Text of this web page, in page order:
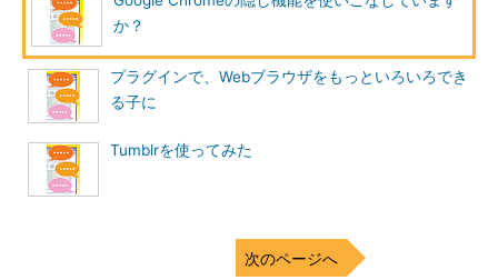
か？
プラグインで、Webブラウザをもっといろいろでき
る子に
Tumblrを使ってみた
次のページへ